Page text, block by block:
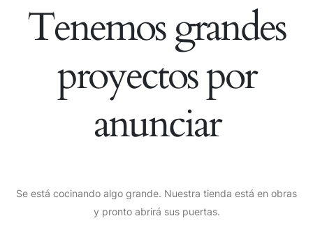
Tenemos grandes
proyectos por
anunciar
Se está cocinando algo grande. Nuestra tienda está en obras
y pronto abrirá sus puertas.